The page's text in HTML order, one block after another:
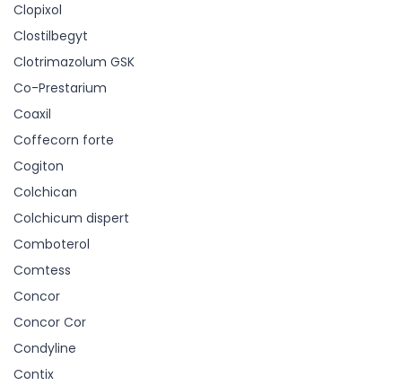
Clopixol
Clostilbegyt
Clotrimazolum GSK
Co-Prestarium
Coaxil
Coffecorn forte
Cogiton
Colchican
Colchicum dispert
Comboterol
Comtess
Concor
Concor Cor
Condyline
Contix